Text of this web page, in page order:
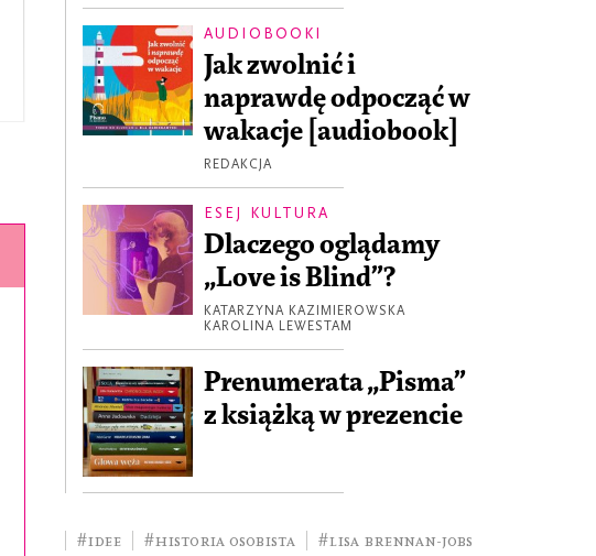
AUDIOBOOKI
Jak zwolnić i
naprawdę odpocząć w
wakacje [audiobook]
REDAKCJA
ESEJ KULTURA
Dlaczego oglądamy
„Love is Blind”?
KATARZYNA KAZIMIEROWSKA
KAROLINA LEWESTAM
Prenumerata „Pisma”
z książką w prezencie
#idee #historia osobista
#Lisa Brennan-Jobs